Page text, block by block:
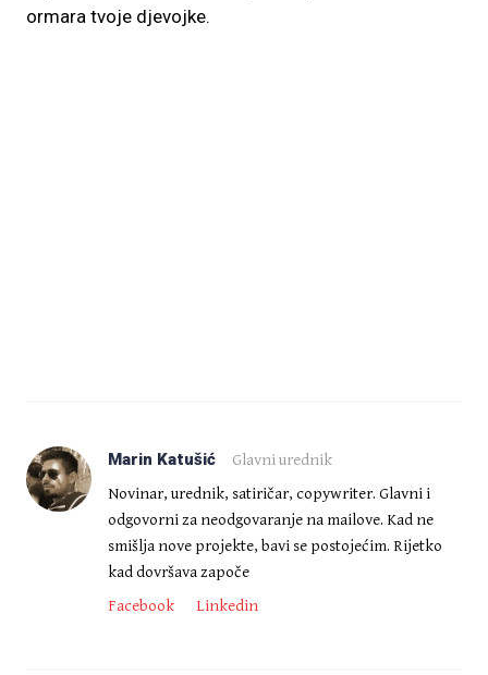
ormara tvoje djevojke.
Marin Katušić
Glavni urednik
Novinar, urednik, satiričar, copywriter. Glavni i
odgovorni za neodgovaranje na mailove. Kad ne
smišlja nove projekte, bavi se postojećim. Rijetko
kad dovršava započe
Facebook
Linkedin